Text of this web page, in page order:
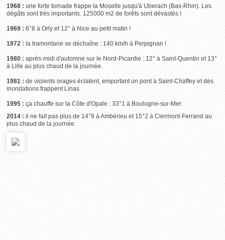
1968 : une forte tornade frappe la Moselle jusqu'à Uberach (Bas-Rhin). Les
dégâts sont très importants. 125000 m2 de forêts sont dévastés !
1969 : 6°8 à Orly et 12° à Nice au petit matin !
1972 : la tramontane se déchaîne : 140 km/h à Perpignan !
1980 : après-midi d'automne sur le Nord-Picardie : 12° à Saint-Quentin et 13°
à Lille au plus chaud de la journée.
1981 : de violents orages éclatent, emportant un pont à Saint-Chaffey et des
inondations frappent Linas.
1995 : ça chauffe sur la Côte d'Opale : 33°1 à Boulogne-sur-Mer.
2014 : il ne fait pas plus de 14°9 à Ambérieu et 15°2 à Clermont-Ferrand au
plus chaud de la journée.